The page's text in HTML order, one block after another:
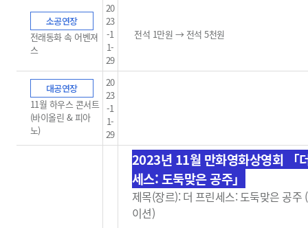
소공연장
전래동화 속 어벤져
스
20
23
-1
1-
29
전석 1만원 → 전석 5천원
대공연장
11월 하우스 콘서트
(바이올린 & 피아
노)
20
23
-1
1-
29
2023년 11월 만화영화상영회 「
세스: 도둑맞은 공주」
제목(장르): 더 프린세스: 도둑맞은 공주
이션)